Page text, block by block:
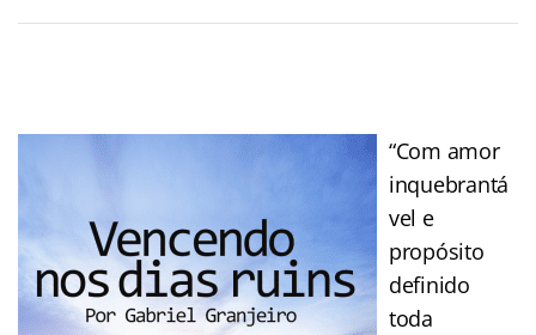
“Com amor
inquebrantá
vel e
propósito
definido
toda